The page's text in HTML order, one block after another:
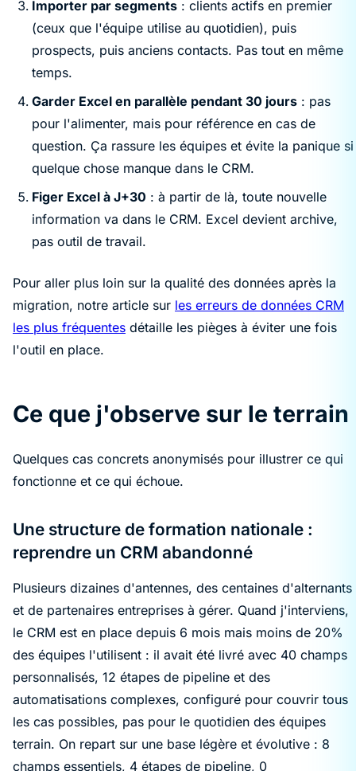
Importer par segments : clients actifs en premier
(ceux que l'équipe utilise au quotidien), puis
prospects, puis anciens contacts. Pas tout en même
temps.
Garder Excel en parallèle pendant 30 jours : pas
pour l'alimenter, mais pour référence en cas de
question. Ça rassure les équipes et évite la panique si
quelque chose manque dans le CRM.
Figer Excel à J+30 : à partir de là, toute nouvelle
information va dans le CRM. Excel devient archive,
pas outil de travail.
Pour aller plus loin sur la qualité des données après la
migration, notre article sur les erreurs de données CRM
les plus fréquentes détaille les pièges à éviter une fois
l'outil en place.
Ce que j'observe sur le terrain
Quelques cas concrets anonymisés pour illustrer ce qui
fonctionne et ce qui échoue.
Une structure de formation nationale :
reprendre un CRM abandonné
Plusieurs dizaines d'antennes, des centaines d'alternants
et de partenaires entreprises à gérer. Quand j'interviens,
le CRM est en place depuis 6 mois mais moins de 20%
des équipes l'utilisent : il avait été livré avec 40 champs
personnalisés, 12 étapes de pipeline et des
automatisations complexes, configuré pour couvrir tous
les cas possibles, pas pour le quotidien des équipes
terrain. On repart sur une base légère et évolutive : 8
champs essentiels, 4 étapes de pipeline, 0